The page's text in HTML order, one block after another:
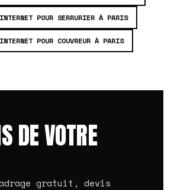
POUR SERRURIER À PARIS
POUR COUVREUR À PARIS
DE VOTRE
gratuit, devis